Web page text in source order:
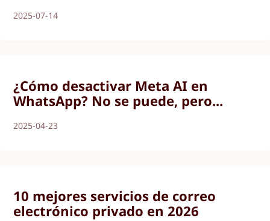
2025-07-14
¿Cómo desactivar Meta AI en
WhatsApp? No se puede, pero...
2025-04-23
10 mejores servicios de correo
electrónico privado en 2026